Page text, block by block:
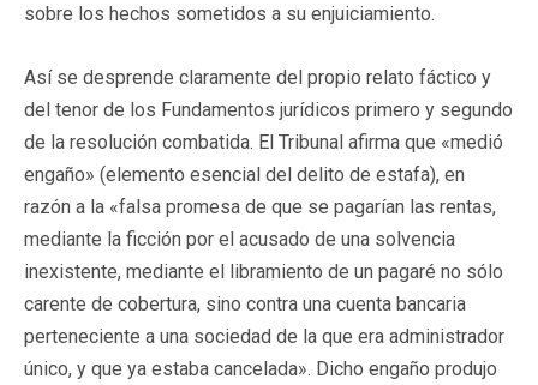
sobre los hechos sometidos a su enjuiciamiento.
Así se desprende claramente del propio relato fáctico y
del tenor de los Fundamentos jurídicos primero y segundo
de la resolución combatida. El Tribunal afirma que «medió
engaño» (elemento esencial del delito de estafa), en
razón a la «falsa promesa de que se pagarían las rentas,
mediante la ficción por el acusado de una solvencia
inexistente, mediante el libramiento de un pagaré no sólo
carente de cobertura, sino contra una cuenta bancaria
perteneciente a una sociedad de la que era administrador
único, y que ya estaba cancelada». Dicho engaño produjo